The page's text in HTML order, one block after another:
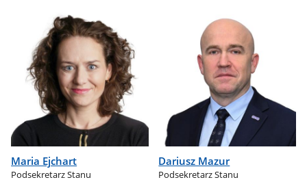
Maria Ejchart
Podsekretarz Stanu
Dariusz Mazur
Podsekretarz Stanu